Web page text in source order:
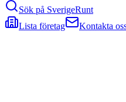
Sök på SverigeRunt
Lista företag
Kontakta